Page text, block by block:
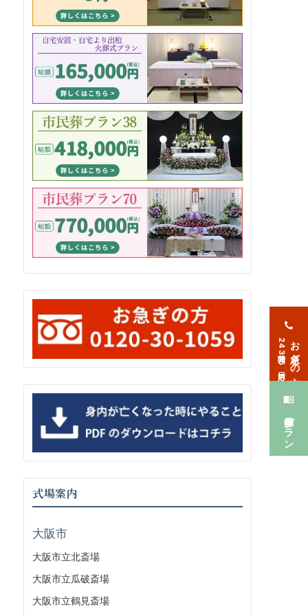
式場案内
大阪市
大阪市立北斎場
大阪市立瓜破斎場
大阪市立鶴見斎場
お急ぎの方
24時間365日対応
葬儀プラン